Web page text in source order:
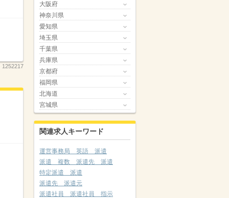
1252217
大阪府
神奈川県
愛知県
埼玉県
千葉県
兵庫県
京都府
福岡県
北海道
宮城県
関連求人キーワード
運営事務局 英語 派遣
派遣 複数 派遣先 派遣
特定派遣 派遣
派遣先 派遣元
派遣社員 派遣社員 指示